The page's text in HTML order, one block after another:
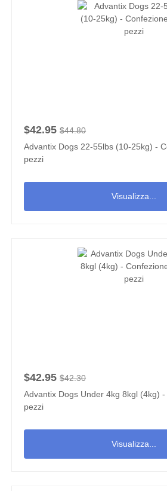
$42.95 $44.80
Advantix Dogs 22-55lbs (10-25kg) -
pezzi
Visualizza...
$42.95 $42.30
Advantix Dogs Under 4kg 8kgl (4kg)
pezzi
Visualizza...